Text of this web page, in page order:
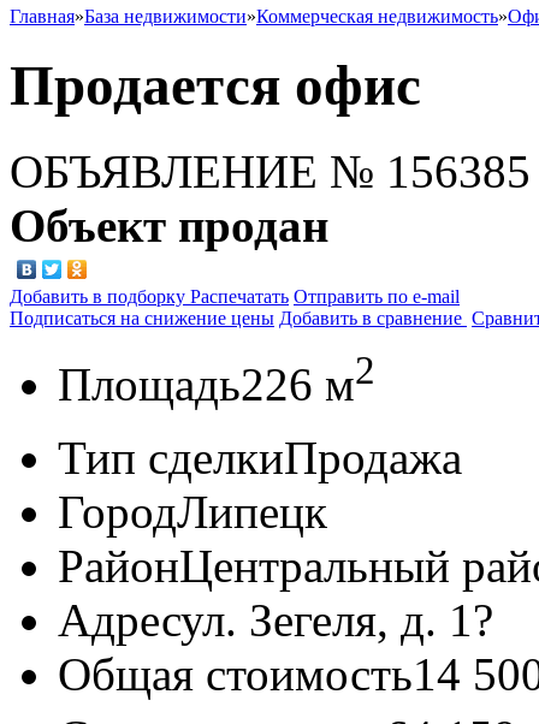
Главная»База недвижимости»Коммерческая недвижимость»
Продается офис
ОБЪЯВЛЕНИЕ № 156385
Объект продан
Добавить в подборку Распечатать Отправить по e-mail
Подписаться на снижение цены Добавить в сравнение
Площадь226 м2
Тип сделкиПродажа
ГородЛипецк
РайонЦентральный
Адресул. Зегеля, д. 1?
Общая стоимость14